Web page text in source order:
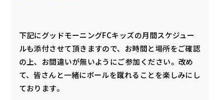
下記にグッドモーニングFCキッズの月間スケジュー
ルも添付させて頂きますので、お時間と場所をご確認
の上、お間違いが無いようにご参加ください。改め
て、皆さんと一緒にボールを蹴れることを楽しみにし
ております。